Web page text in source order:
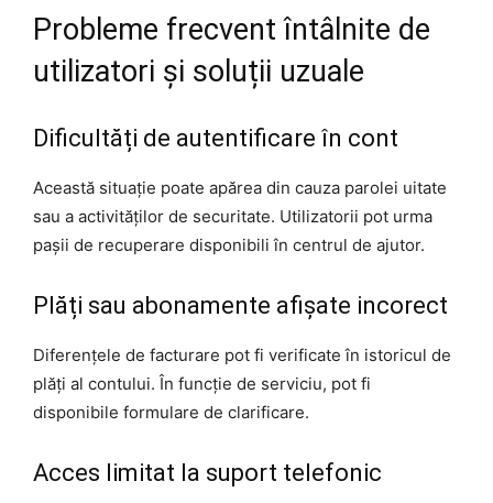
Probleme frecvent întâlnite de
utilizatori și soluții uzuale
Dificultăți de autentificare în cont
Această situație poate apărea din cauza parolei uitate
sau a activităților de securitate. Utilizatorii pot urma
pașii de recuperare disponibili în centrul de ajutor.
Plăți sau abonamente afișate incorect
Diferențele de facturare pot fi verificate în istoricul de
plăți al contului. În funcție de serviciu, pot fi
disponibile formulare de clarificare.
Acces limitat la suport telefonic